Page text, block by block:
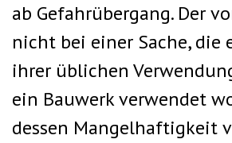
ab Gefahrübergang. Der
nicht bei einer Sache, die
ihrer üblichen
ein Bauwerk verwendet
dessen Mangelhaftigkeit